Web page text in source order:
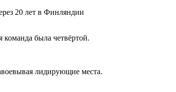
20 лет в Финляндии
была четвёртой.
лидирующие места.